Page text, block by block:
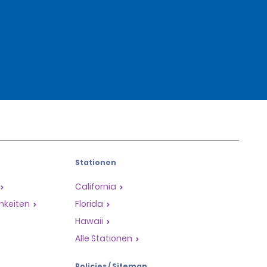
Stationen
California
Florida
Hawaii
Alle Stationen